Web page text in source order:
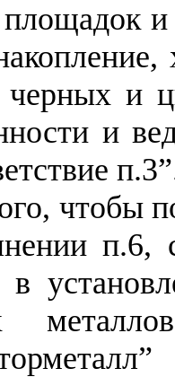
черных и
и
чтобы
п.6,
в